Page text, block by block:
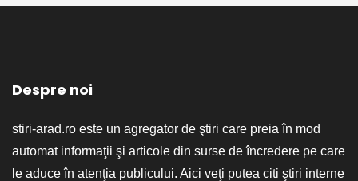
Despre noi
stiri-arad.ro este un agregator de ştiri care preia în mod
automat informaţii şi articole din surse de încredere pe care
le aduce în atenţia publicului. Aici veţi putea citi ştiri interne